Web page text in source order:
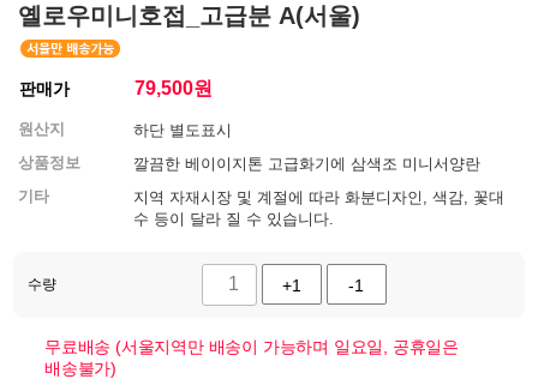
옐로우미니호접_고급분 A(서울)
판매가 79,500원
원산지
하단 별도표시
상품정보
깔끔한 베이이지톤 고급화기에 삼색조 미니서양란
기타
지역 자재시장 및 계절에 따라 화분디자인, 색감, 꽃대
수 등이 달라 질 수 있습니다.
수량 +1 -1
무료배송 (서울지역만 배송이 가능하며 일요일, 공휴일은
배송불가)